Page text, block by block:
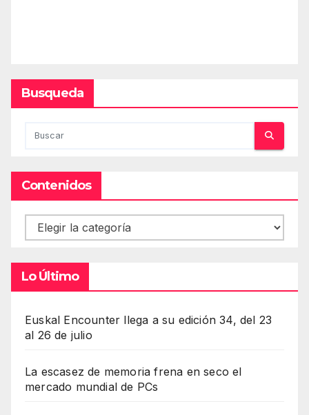
Busqueda
Contenidos
Contenidos
Lo Último
Euskal Encounter llega a su edición 34, del 23
al 26 de julio
La escasez de memoria frena en seco el
mercado mundial de PCs